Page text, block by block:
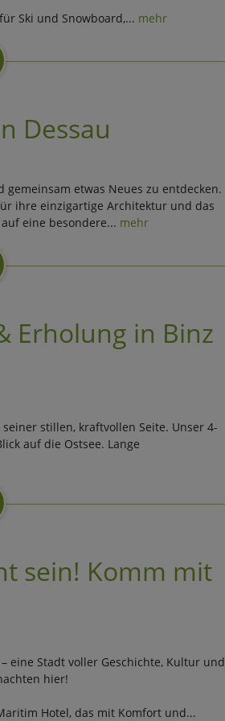
Ski und Snowboard,... mehr
Dessau
etwas Neues zu entdecken.
ihre einzigartige Architektur und das
eine besondere... mehr
Erholung in Binz
stillen, kraftvollen Seite. Unser 4-
auf die Ostsee. Lange
sein! Komm mit
eine Stadt voller Geschichte, Kultur und
hier!
Hotel, das mit Komfort und...